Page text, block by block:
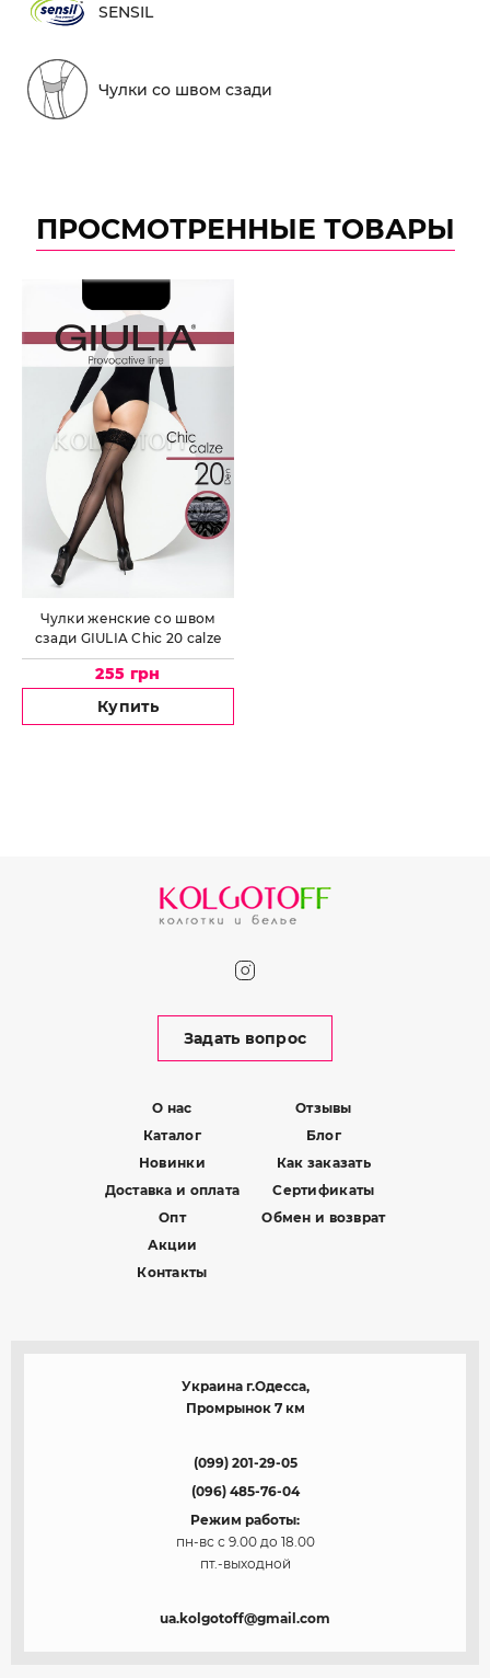
SENSIL
Чулки со швом сзади
ПРОСМОТРЕННЫЕ ТОВАРЫ
Чулки женские со швом
сзади GIULIA Chic 20 calze
255 грн
Купить
Задать вопрос
О нас
Каталог
Новинки
Доставка и оплата
Опт
Акции
Контакты
Отзывы
Блог
Как заказать
Сертификаты
Обмен и возврат
Украина г.Одесса,
Промрынок 7 км
(099) 201-29-05
(096) 485-76-04
Режим работы:
пн-вс с 9.00 до 18.00
пт.-выходной
ua.kolgotoff@gmail.com